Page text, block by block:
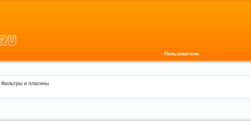
Пользователи
Фильтры и плагины